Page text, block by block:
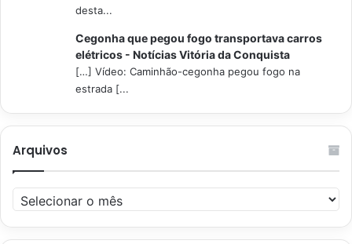
desta...
Cegonha que pegou fogo transportava carros
elétricos - Notícias Vitória da Conquista
[…] Vídeo: Caminhão-cegonha pegou fogo na
estrada [...
Arquivos
Arquivos